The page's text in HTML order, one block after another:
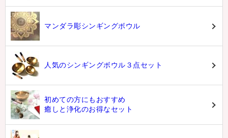
マンダラ彫シンギングボウル
人気のシンギングボウル３点セット
初めての方にもおすすめ
癒しと浄化のお得なセット